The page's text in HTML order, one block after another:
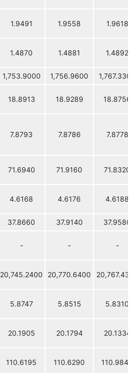
1.9491 1.9558 1.9618
1.4870 1.4881 1.4892
1,753.9000 1,756.9600 1,767.3300
18.8913 18.9289 18.8756
7.8793 7.8786 7.8778
71.6940 71.9160 71.8320
4.6168 4.6176 4.6188
37.8660 37.9140 37.9580
- - -
20,745.2400 20,770.6400 20,767.4300
5.8747 5.8515 5.8310
20.1905 20.1794 20.1334
110.6195 110.6290 110.9845